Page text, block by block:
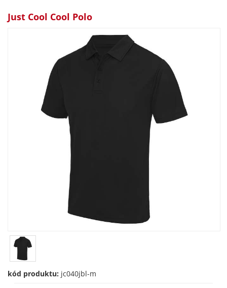
Just Cool Cool Polo
kód produktu: jc040jbl-m